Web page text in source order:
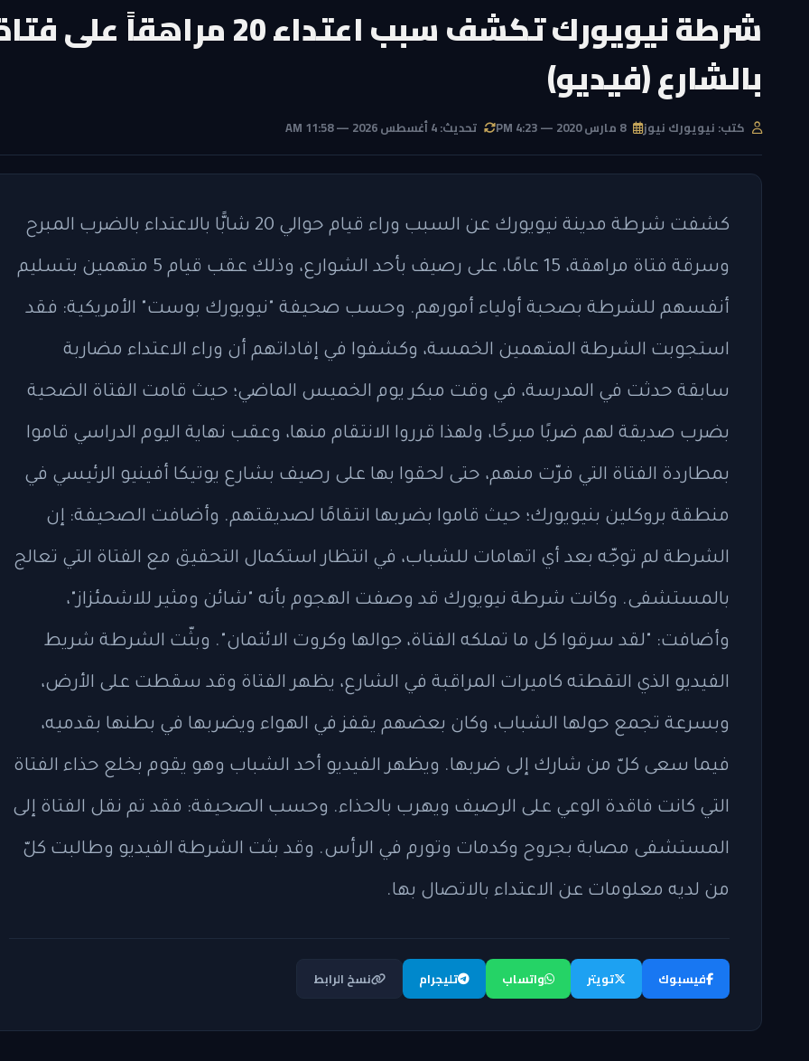
شرطة نيويورك تكشف سبب اعتداء 20 مراهقاً على
بالشارع (فيديو)
كتب: نيويورك نيوز 8 مارس 2020 — 4:23 PM تحديث: 4 أغسطس 2026 — 11:58 AM
كشفت شرطة مدينة نيويورك عن السبب وراء قيام حوالي 20 شابًّا بالاعتداء بالضرب المبرح
وسرقة فتاة مراهقة، 15 عامًا، على رصيف بأحد الشوارع، وذلك عقب قيام 5 متهمين بتسليم
أنفسهم للشرطة بصحبة أولياء أمورهم. وحسب صحيفة "نيويورك بوست" الأمريكية: فقد
استجوبت الشرطة المتهمين الخمسة، وكشفوا في إفاداتهم أن وراء الاعتداء مضاربة
سابقة حدثت في المدرسة، في وقت مبكر يوم الخميس الماضي؛ حيث قامت الفتاة الضحية
بضرب صديقة لهم ضربًا مبرحًا، ولهذا قرروا الانتقام منها، وعقب نهاية اليوم الدراسي قاموا
بمطاردة الفتاة التي فرّت منهم، حتى لحقوا بها على رصيف بشارع يوتيكا أفينيو الرئيسي في
منطقة بروكلين بنيويورك؛ حيث قاموا بضربها انتقامًا لصديقتهم. وأضافت الصحيفة: إن
الشرطة لم توجّه بعد أي اتهامات للشباب، في انتظار استكمال التحقيق مع الفتاة التي تعالج
بالمستشفى. وكانت شرطة نيويورك قد وصفت الهجوم بأنه "شائن ومثير للاشمئزاز"،
وأضافت: "لقد سرقوا كل ما تملكه الفتاة، جوالها وكروت الائتمان". وبثّت الشرطة شريط
الفيديو الذي التقطته كاميرات المراقبة في الشارع، يظهر الفتاة وقد سقطت على الأرض،
وبسرعة تجمع حولها الشباب، وكان بعضهم يقفز في الهواء ويضربها في بطنها بقدميه،
فيما سعى كلّ من شارك إلى ضربها. ويظهر الفيديو أحد الشباب وهو يقوم بخلع حذاء الفتاة
التي كانت فاقدة الوعي على الرصيف ويهرب بالحذاء. وحسب الصحيفة: فقد تم نقل الفتاة إلى
المستشفى مصابة بجروح وكدمات وتورم في الرأس. وقد بثت الشرطة الفيديو وطالبت كلّ
من لديه معلومات عن الاعتداء بالاتصال بها.
فيسبوك تويتر واتساب تليجرام نسخ الرابط